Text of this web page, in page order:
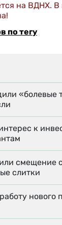
«болевые
к
смещение
слитки
нового
на ВДНХ. В
по тегу